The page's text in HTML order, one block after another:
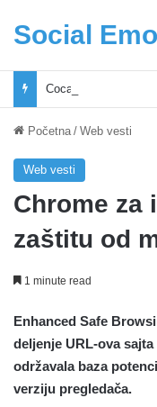
Social
Početna / Web vesti
Web vesti
Chrome za
zaštitu od
1 minute read
Enhanced Safe
deljenje URL-ova
održavala baza
verziju pregledača.